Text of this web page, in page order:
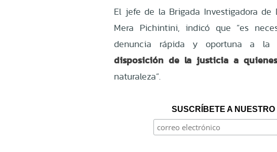
El jefe de la Brigada Investigadora de
Mera Pichintini, indicó que “es
denuncia rápida y oportuna a la
disposición de la justicia a
naturaleza”.
SUSCRÍBETE A